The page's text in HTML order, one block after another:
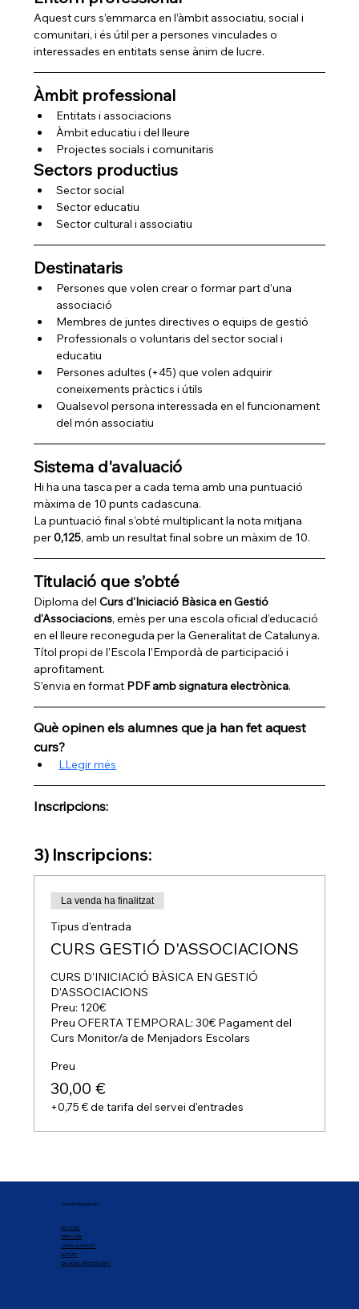
Aquest curs s’emmarca en l’àmbit associatiu, social i
comunitari, i és útil per a persones vinculades o
interessades en entitats sense ànim de lucre.
Àmbit professional
Entitats i associacions
Àmbit educatiu i del lleure
Projectes socials i comunitaris
Sectors productius
Sector social
Sector educatiu
Sector cultural i associatiu
Destinataris
Persones que volen crear o formar part d’una
associació
Membres de juntes directives o equips de gestió
Professionals o voluntaris del sector social i
educatiu
Persones adultes (+45) que volen adquirir
coneixements pràctics i útils
Qualsevol persona interessada en el funcionament
del món associatiu
Sistema d'avaluació
Hi ha una tasca per a cada tema amb una puntuació
màxima de 10 punts cadascuna.
La puntuació final s’obté multiplicant la nota mitjana
per 0,125, amb un resultat final sobre un màxim de 10.
Titulació que s’obté
Diploma del Curs d'Iniciació Bàsica en Gestió
d'Associacions, emès per una escola oficial d’educació
en el lleure reconeguda per la Generalitat de Catalunya.
Títol propi de l'Escola l'Empordà de participació i
aprofitament.
S’envia en format PDF amb signatura electrònica.
Què opinen els alumnes que ja han fet aquest
curs?
LLegir més
Inscripcions:
3) Inscripcions:
La venda ha finalitzat
Tipus d'entrada
CURS GESTIÓ D'ASSOCIACIONS
CURS D'INICIACIÓ BÀSICA EN GESTIÓ
D'ASSOCIACIONS
Preu: 120€
Preu OFERTA TEMPORAL: 30€ Pagament del
Curs Monitor/a de Menjadors Escolars
Preu
30,00 €
+0,75 € de tarifa del servei d'entrades
Accedir ràpidament
QUI SOM?
DIRECTORI
ZONA ALUMNAT
SUPORT
SALA DEL PROFESSORAT